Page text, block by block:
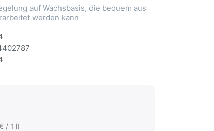
auf Wachsbasis, die bequem aus
werden kann
/ 1 l)